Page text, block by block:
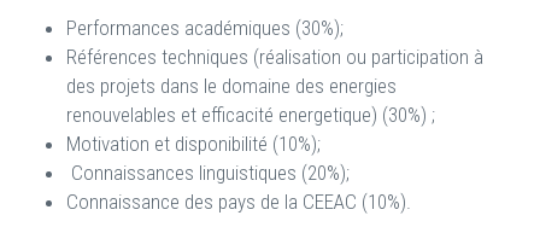
Performances académiques (30%);
Références techniques (réalisation ou participation à
des projets dans le domaine des energies
renouvelables et efficacité energetique) (30%) ;
Motivation et disponibilité (10%);
Connaissances linguistiques (20%);
Connaissance des pays de la CEEAC (10%).